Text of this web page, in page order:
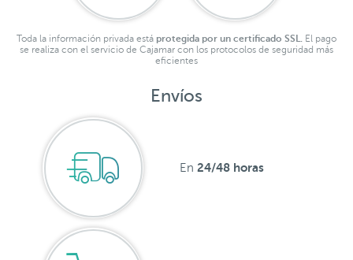
Toda la información privada está protegida por un certificado SSL.
El pago
se realiza con el servicio de Cajamar con los protocolos de seguridad más
eficientes
Envíos
En 24/48 horas